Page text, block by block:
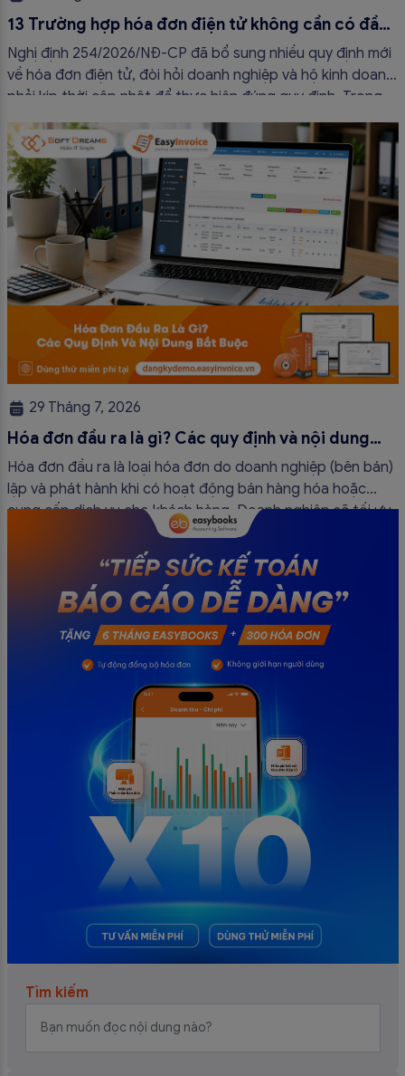
13 Trường hợp hóa đơn điện tử không cần có đầy
đủ nội dung từ 01/7/2026
Nghị định 254/2026/NĐ-CP đã bổ sung nhiều quy định mới
về hóa đơn điện tử, đòi hỏi doanh nghiệp và hộ kinh doanh
phải kịp thời cập nhật để thực hiện đúng quy định. Trong
bài viết này, hóa đơn điện tử EasyInvoice sẽ chia sẻ 13
trường hợp hóa đơn điện tử không cần […]
29 Tháng 7, 2026
Hóa đơn đầu ra là gì? Các quy định và nội dung
bắt buộc mới nhất
Hóa đơn đầu ra là loại hóa đơn do doanh nghiệp (bên bán)
lập và phát hành khi có hoạt động bán hàng hóa hoặc
cung cấp dịch vụ cho khách hàng. Doanh nghiệp sẽ tối ưu
quy trình vận hành và tránh được những án phạt hành
chính không đáng có nếu nắm rõ […]
Tìm kiếm